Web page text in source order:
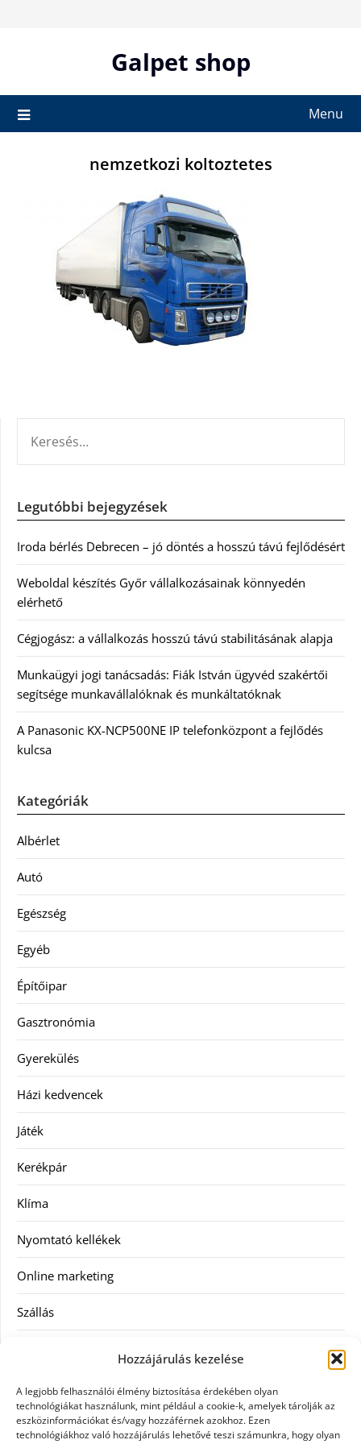
Hozzájárulás kezelése
A legjobb felhasználói élmény biztosítása érdekében olyan
technológiákat használunk, mint például a cookie-k, amelyek tárolják az
eszközinformációkat és/vagy hozzáférnek azokhoz. Ezen
technológiákhoz való hozzájárulás lehetővé teszi számunkra, hogy olyan
Galpet shop
Menu
nemzetkozi koltoztetes
Legutóbbi bejegyzések
Iroda bérlés Debrecen – jó döntés a hosszú távú fejlődésért
Weboldal készítés Győr vállalkozásainak könnyedén
elérhető
Cégjogász: a vállalkozás hosszú távú stabilitásának alapja
Munkaügyi jogi tanácsadás: Fiák István ügyvéd szakértői
segítsége munkavállalóknak és munkáltatóknak
A Panasonic KX-NCP500NE IP telefonközpont a fejlődés
kulcsa
Kategóriák
Albérlet
Autó
Egészség
Egyéb
Építőipar
Gasztronómia
Gyerekülés
Házi kedvencek
Játék
Kerékpár
Klíma
Nyomtató kellékek
Online marketing
Szállás
Szellőztető
Szolgáltatás